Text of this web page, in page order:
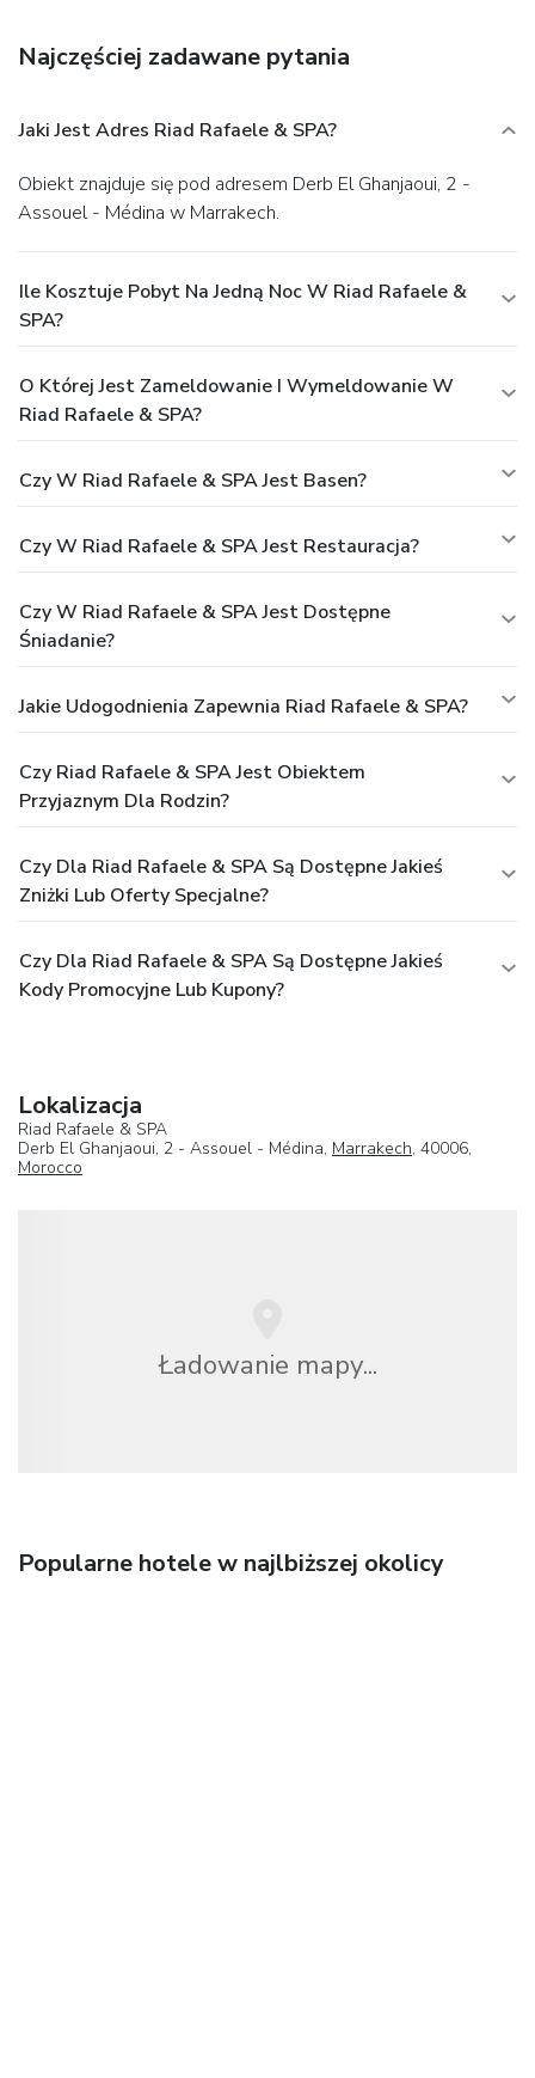
Najczęściej zadawane pytania
Jaki Jest Adres Riad Rafaele & SPA?
Obiekt znajduje się pod adresem Derb El Ghanjaoui, 2 -
Assouel - Médina w Marrakech.
Ile Kosztuje Pobyt Na Jedną Noc W Riad Rafaele &
SPA?
O Której Jest Zameldowanie I Wymeldowanie W
Riad Rafaele & SPA?
Czy W Riad Rafaele & SPA Jest Basen?
Czy W Riad Rafaele & SPA Jest Restauracja?
Czy W Riad Rafaele & SPA Jest Dostępne
Śniadanie?
Jakie Udogodnienia Zapewnia Riad Rafaele & SPA?
Czy Riad Rafaele & SPA Jest Obiektem
Przyjaznym Dla Rodzin?
Czy Dla Riad Rafaele & SPA Są Dostępne Jakieś
Zniżki Lub Oferty Specjalne?
Czy Dla Riad Rafaele & SPA Są Dostępne Jakieś
Kody Promocyjne Lub Kupony?
Lokalizacja
Riad Rafaele & SPA
Derb El Ghanjaoui, 2 - Assouel - Médina, Marrakech, 40006,
Morocco
Ładowanie mapy...
Popularne hotele w najlbiższej okolicy